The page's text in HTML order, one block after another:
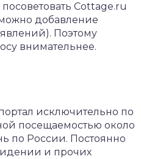
Cottage.ru
добавление
Поэтому
внимательнее.
исключительно по
посещаемостью около
по России. Постоянно
и прочих